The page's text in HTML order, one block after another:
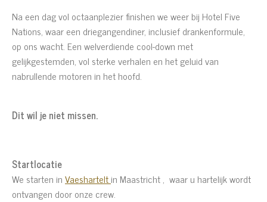
Na een dag vol octaanplezier finishen we weer bij Hotel Five
Nations, waar een driegangendiner, inclusief drankenformule,
op ons wacht. Een welverdiende cool-down met
gelijkgestemden, vol sterke verhalen en het geluid van
nabrullende motoren in het hoofd.
Dit wil je niet missen.
Startlocatie
We starten inVaesharteltin Maastricht , waar u hartelijk wordt
ontvangen door onze crew.